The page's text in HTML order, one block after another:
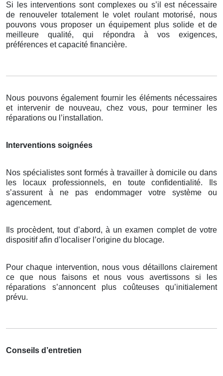
Si les interventions sont complexes ou s’il est nécessaire
de renouveler totalement le volet roulant motorisé, nous
pouvons vous proposer un équipement plus solide et de
meilleure qualité, qui répondra à vos exigences,
préférences et capacité financière.
Nous pouvons également fournir les éléments nécessaires
et intervenir de nouveau, chez vous, pour terminer les
réparations ou l’installation.
Interventions soignées
Nos spécialistes sont formés à travailler à domicile ou dans
les locaux professionnels, en toute confidentialité. Ils
s’assurent à ne pas endommager votre système ou
agencement.
Ils procèdent, tout d’abord, à un examen complet de votre
dispositif afin d’localiser l’origine du blocage.
Pour chaque intervention, nous vous détaillons clairement
ce que nous faisons et nous vous avertissons si les
réparations s’annoncent plus coûteuses qu’initialement
prévu.
Conseils d’entretien